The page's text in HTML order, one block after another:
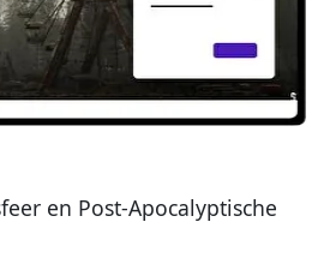
en Post-Apocalyptische